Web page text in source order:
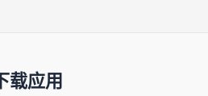
下载应用